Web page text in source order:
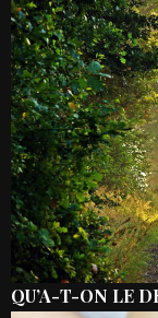
QU’A-T-ON LE